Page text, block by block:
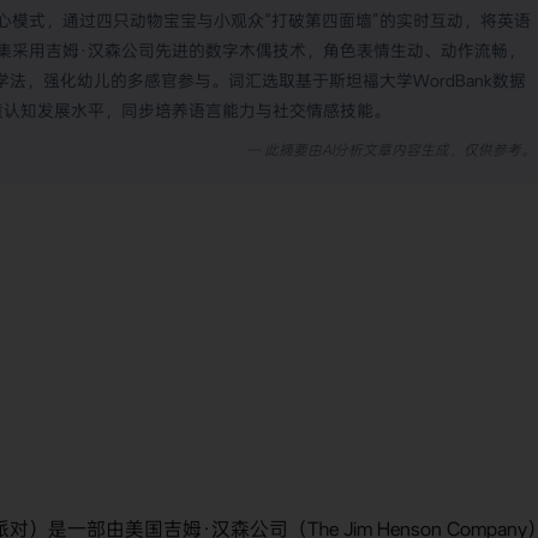
式，通过四只动物宝宝与小观众“打破第四面墙”的实时互动，将英语
用吉姆·汉森公司先进的数字木偶技术，角色表情生动、动作流畅，
，强化幼儿的多感官参与。词汇选取基于斯坦福大学WordBank数据
知发展水平，同步培养语言能力与社交情感技能。